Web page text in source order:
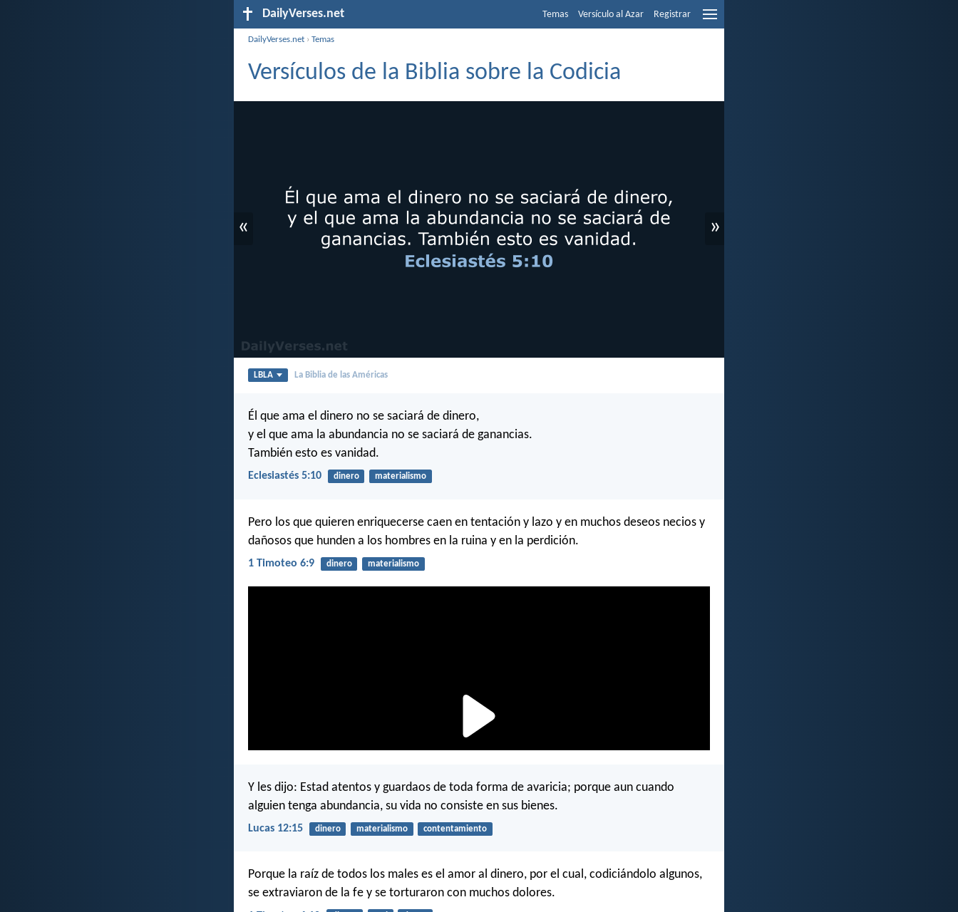
DailyVerses.net Temas Versículo al Azar Registrar
DailyVerses.net ›Temas
Versículos de la Biblia sobre la Codicia
« »
LBLA La Biblia de las Américas
Él que ama el dinero no se saciará de dinero,
y el que ama la abundancia no se saciará de ganancias.
También esto es vanidad.
Eclesiastés 5:10 dinero materialismo
Pero los que quieren enriquecerse caen en tentación y lazo y en muchos deseos necios y
dañosos que hunden a los hombres en la ruina y en la perdición.
1 Timoteo 6:9 dinero materialismo
Y les dijo: Estad atentos y guardaos de toda forma de avaricia; porque aun cuando
alguien tenga abundancia, su vida no consiste en sus bienes.
Lucas 12:15 dinero materialismo contentamiento
Porque la raíz de todos los males es el amor al dinero, por el cual, codiciándolo algunos,
se extraviaron de la fe y se torturaron con muchos dolores.